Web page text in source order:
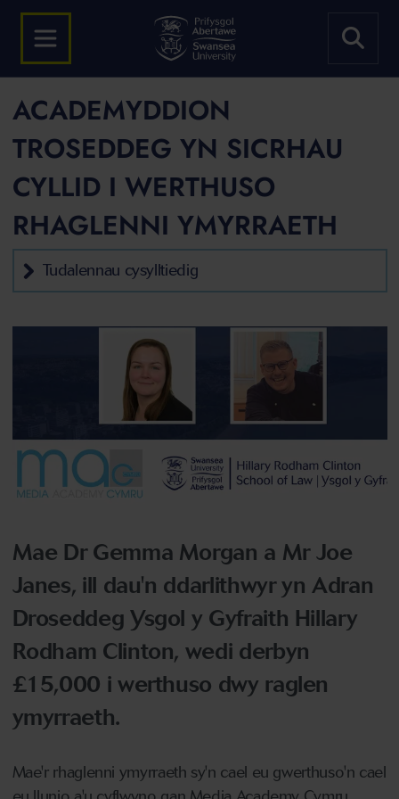
ACADEMYDDION
TROSEDDEG YN SICRHAU
CYLLID I WERTHUSO
RHAGLENNI YMYRRAETH
Tudalennau cysylltiedig
Mae Dr Gemma Morgan a Mr Joe
Janes, ill dau'n ddarlithwyr yn Adran
Droseddeg Ysgol y Gyfraith Hillary
Rodham Clinton, wedi derbyn
£15,000 i werthuso dwy raglen
ymyrraeth.
Mae'r rhaglenni ymyrraeth sy'n cael eu gwerthuso'n cael